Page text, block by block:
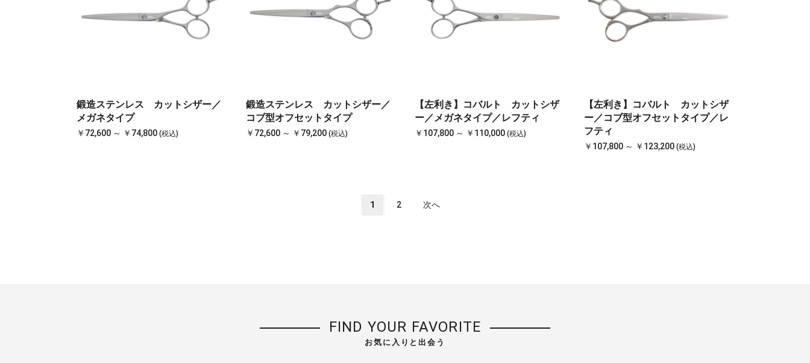
鍛造ステンレス カットシザー／
メガネタイプ
￥72,600 ～ ￥74,800 (税込)
鍛造ステンレス カットシザー／
コブ型オフセットタイプ
￥72,600 ～ ￥79,200 (税込)
【左利き】コバルト カットシザ
ー／メガネタイプ／レフティ
￥107,800 ～ ￥110,000 (税込)
【左利き】コバルト カットシザ
ー／コブ型オフセットタイプ／レ
フティ
￥107,800 ～ ￥123,200 (税込)
1 2 次へ
FIND YOUR FAVORITE
お気に入りと出会う